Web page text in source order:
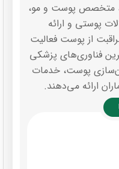
متخصص پوست و مو،
پوستی و ارائه
از پوست فعالیت
فناوری‌های پزشکی
پوست، خدمات
ارائه می‌دهند.